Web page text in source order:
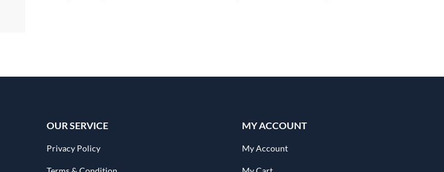
OUR SERVICE
Privacy Policy
MY ACCOUNT
My Account